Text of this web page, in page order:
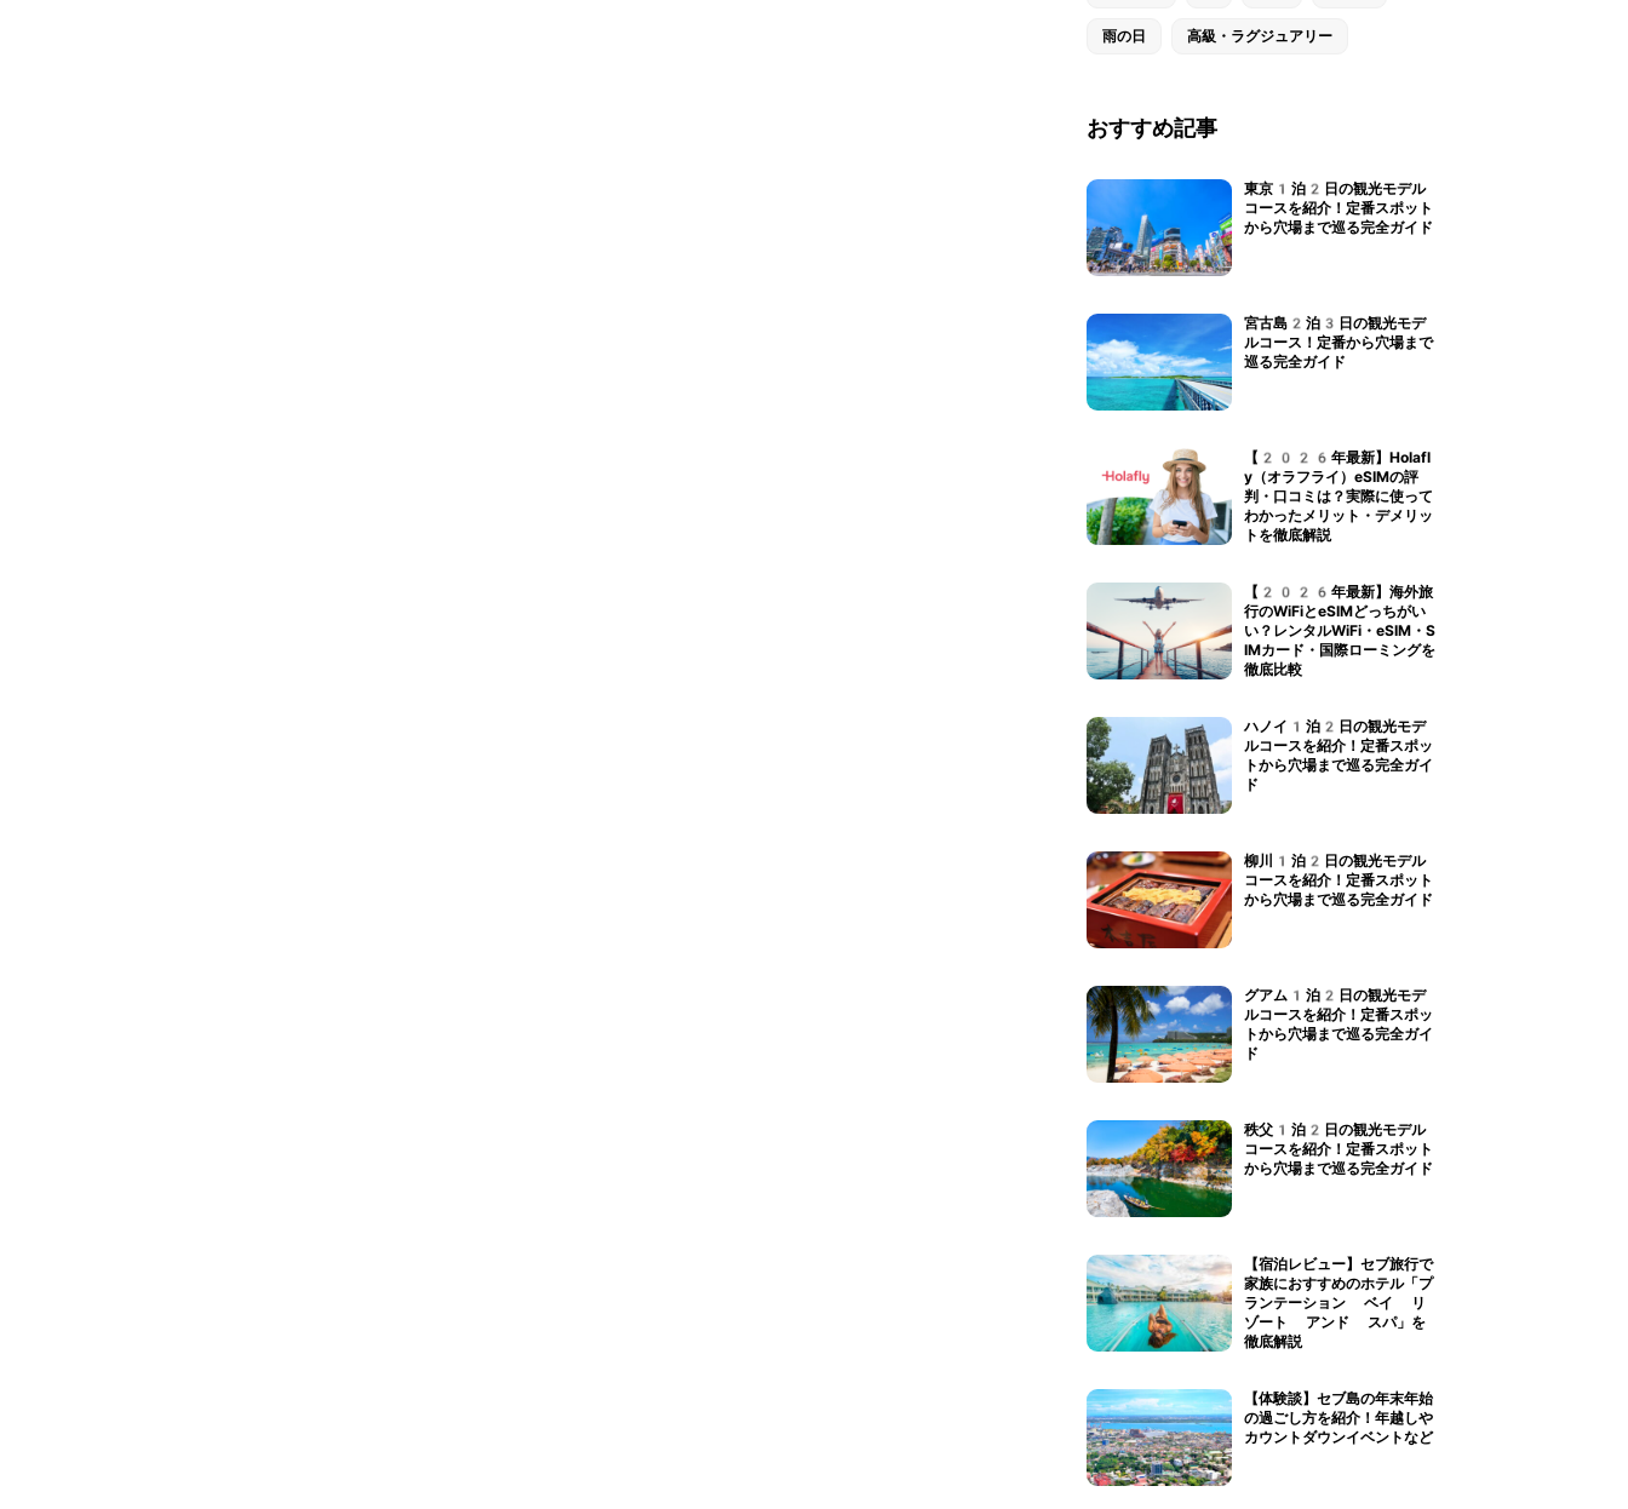
雨の日 高級・ラグジュアリー
おすすめ記事
東京1泊2日の観光モデル
コースを紹介！定番スポット
から穴場まで巡る完全ガイド
宮古島2泊3日の観光モデ
ルコース！定番から穴場まで
巡る完全ガイド
【2026年最新】Holafl
y（オラフライ）eSIMの評
判・口コミは？実際に使って
わかったメリット・デメリッ
トを徹底解説
【2026年最新】海外旅
行のWiFiとeSIMどっちがい
い？レンタルWiFi・eSIM・S
IMカード・国際ローミングを
徹底比較
ハノイ1泊2日の観光モデ
ルコースを紹介！定番スポッ
トから穴場まで巡る完全ガイ
ド
柳川1泊2日の観光モデル
コースを紹介！定番スポット
から穴場まで巡る完全ガイド
グアム1泊2日の観光モデ
ルコースを紹介！定番スポッ
トから穴場まで巡る完全ガイ
ド
秩父1泊2日の観光モデル
コースを紹介！定番スポット
から穴場まで巡る完全ガイド
【宿泊レビュー】セブ旅行で
家族におすすめのホテル「プ
ランテーション ベイ リ
ゾート アンド スパ」を
徹底解説
【体験談】セブ島の年末年始
の過ごし方を紹介！年越しや
カウントダウンイベントなど